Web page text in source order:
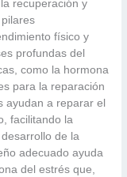
recuperación y
físico y
profundas del
como la hormona
para la reparación
ayudan a reparar el
facilitando la
de la
adecuado ayuda
del estrés que,